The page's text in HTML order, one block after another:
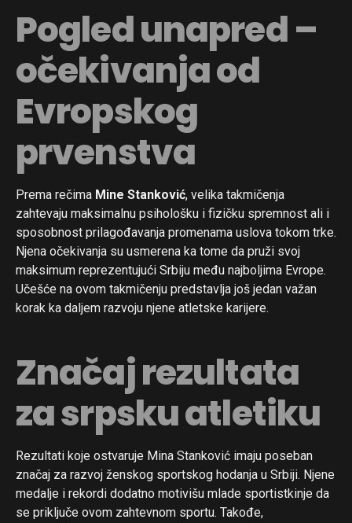
Pogled unapred –
očekivanja od
Evropskog
prvenstva
Prema rečima Mine Stanković, velika takmičenja
zahtevaju maksimalnu psihološku i fizičku spremnost ali i
sposobnost prilagođavanja promenama uslova tokom trke.
Njena očekivanja su usmerena ka tome da pruži svoj
maksimum reprezentujući Srbiju među najboljima Evrope.
Učešće na ovom takmičenju predstavlja još jedan važan
korak ka daljem razvoju njene atletske karijere.
Značaj rezultata
za srpsku atletiku
Rezultati koje ostvaruje Mina Stanković imaju poseban
značaj za razvoj ženskog sportskog hodanja u Srbiji. Njene
medalje i rekordi dodatno motivišu mlade sportistkinje da
se priključe ovom zahtevnom sportu. Takođe,